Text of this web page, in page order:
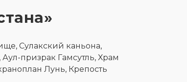
Сулакский каньона,
призрак Гамсутль, Храм
Лунь, Крепость